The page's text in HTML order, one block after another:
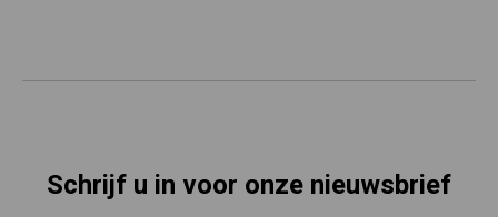
Schrijf u in voor onze nieuwsbrief